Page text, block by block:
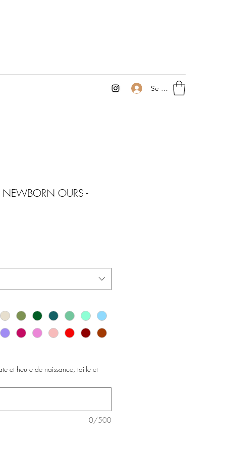
Se connecter
OURS -
et heure de naissance, taille et
0/500